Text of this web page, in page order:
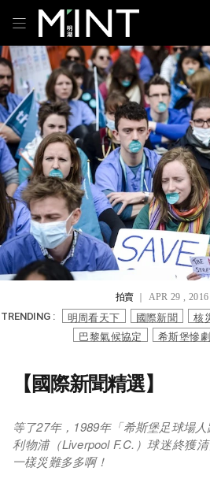
拍賣｜ APR 29 ,
TRENDING : 明周看天下 國際新聞 核
巴黎氣候協定
希斯堡慘劇
【國際新聞精選】
等了27年，1989年「希斯堡足球場
利物浦（Liverpool F.C.）球迷終獲
一樣災難多多啊！